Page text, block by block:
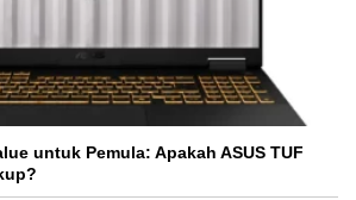
untuk Pemula: Apakah ASUS TUF